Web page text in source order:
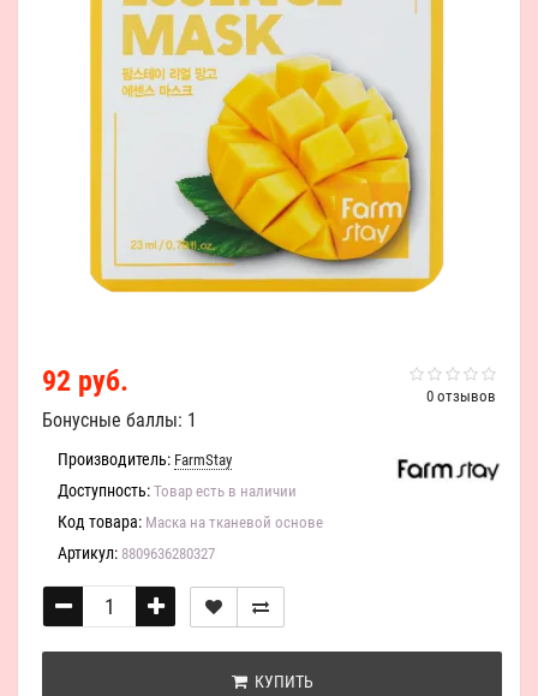
0 отзывов
92 руб.
Бонусные баллы: 1
Производитель: FarmStay
Доступность: Товар есть в наличии
Код товара: Маска на тканевой основе
Артикул: 8809636280327
КУПИТЬ